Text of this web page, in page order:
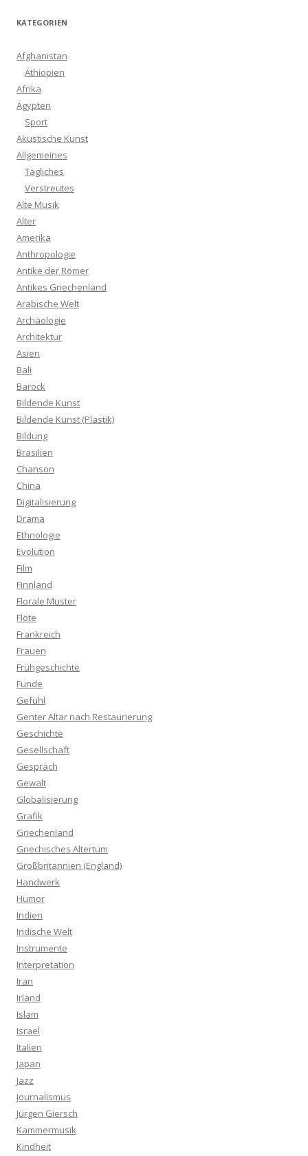
KATEGORIEN
Afghanistan
Äthiopien
Afrika
Ägypten
Sport
Akustische Kunst
Allgemeines
Tägliches
Verstreutes
Alte Musik
Alter
Amerika
Anthropologie
Antike der Römer
Antikes Griechenland
Arabische Welt
Archäologie
Architektur
Asien
Bali
Barock
Bildende Kunst
Bildende Kunst (Plastik)
Bildung
Brasilien
Chanson
China
Digitalisierung
Drama
Ethnologie
Evolution
Film
Finnland
Florale Muster
Flöte
Frankreich
Frauen
Frühgeschichte
Funde
Gefühl
Genter Altar nach Restaurierung
Geschichte
Gesellschaft
Gespräch
Gewalt
Globalisierung
Grafik
Griechenland
Griechisches Altertum
Großbritannien (England)
Handwerk
Humor
Indien
Indische Welt
Instrumente
Interpretation
Iran
Irland
Islam
Israel
Italien
Japan
Jazz
Journalismus
Jürgen Giersch
Kammermusik
Kindheit